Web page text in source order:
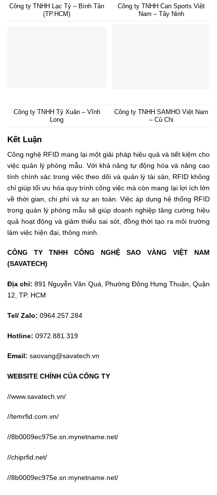
Công ty TNHH Lạc Tỷ – Bình Tân
(TP.HCM)
Công ty TNHH Can Sports Việt
Nam – Tây Ninh
Công ty TNHH Tỷ Xuân – Vĩnh
Long
Công ty TNHH SAMHO Việt Nam
– Củ Chi
Kết Luận
Công nghệ RFID mang lại một giải pháp hiệu quả và tiết kiệm cho
việc quản lý phòng mẫu. Với khả năng tự động hóa và nâng cao
tính chính xác trong việc theo dõi và quản lý tài sản, RFID không
chỉ giúp tối ưu hóa quy trình công việc mà còn mang lại lợi ích lớn
về thời gian, chi phí và sự an toàn. Việc áp dụng hệ thống RFID
trong quản lý phòng mẫu sẽ giúp doanh nghiệp tăng cường hiệu
quả hoạt động và giảm thiểu sai sót, đồng thời tạo ra môi trường
làm việc hiện đại, thông minh.
CÔNG TY TNHH CÔNG NGHỆ SAO VÀNG VIỆT NAM
(SAVATECH)
Địa chỉ: 891 Nguyễn Văn Quá, Phường Đông Hưng Thuận, Quận
12, TP. HCM
Tel/ Zalo: 0964.257.284
Hotline: 0972.881.319
Email: saovang@savatech.vn
WEBSITE CHÍNH CỦA CÔNG TY
//www.savatech.vn/
//temrfid.com.vn/
//8b0009ec975e.sn.mynetname.net/
//chiprfid.net/
//8b0009ec975e.sn.mynetname.net/